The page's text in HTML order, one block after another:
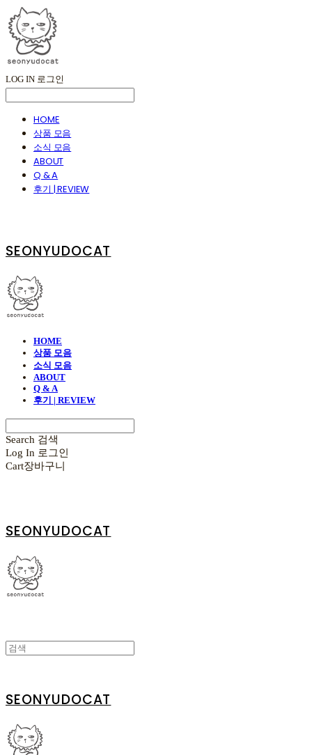
LOG IN 로그인
HOME
상품 모음
소식 모음
ABOUT
Q & A
후기 | REVIEW
SEONYUDOCAT
HOME
상품 모음
소식 모음
ABOUT
Q & A
후기 | REVIEW
Search 검색
Log In 로그인
Cart장바구니
SEONYUDOCAT
SEONYUDOCAT